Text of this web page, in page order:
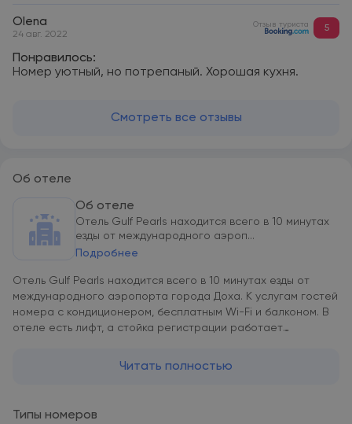
Olena
24 авг. 2022
Отзыв туриста 5
Понравилось:
Номер уютный, но потрепаный. Хорошая кухня.
Смотреть все отзывы
Об отеле
Об отеле
Отель Gulf Pearls находится всего в 10 минутах
езды от международного аэроп...
Подробнее
Отель Gulf Pearls находится всего в 10 минутах езды от
международного аэропорта города Доха. К услугам гостей
номера с кондиционером, бесплатным Wi-Fi и балконом. В
отеле есть лифт, а стойка регистрации работает
обустроена гостиная со спутниковым телевидением. В
Читать полностью
Типы номеров